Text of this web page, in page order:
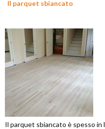
Il parquet sbiancato
Il parquet sbiancato è spesso in